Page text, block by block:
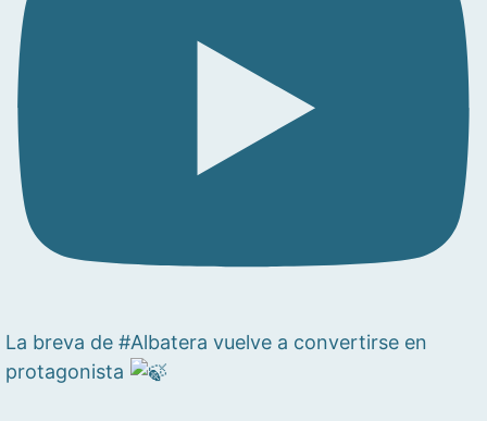
La breva de #Albatera vuelve a convertirse en
protagonista